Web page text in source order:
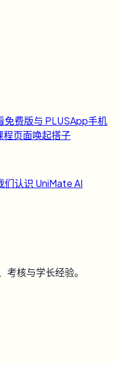
免费版与 PLUSApp手机
程页面唤起搭子
们认识 UniMate AI
核与学长经验。